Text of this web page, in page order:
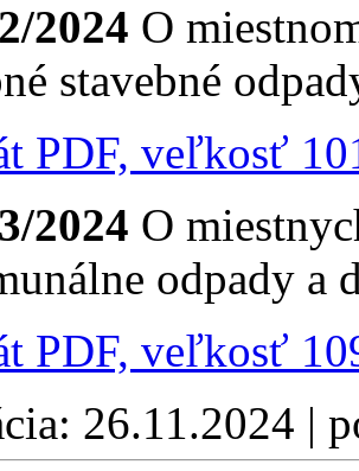
2024 O
stavebné
PDF, veľkosť
2024 O
odpady a
PDF, veľkosť
26.11.2024 |